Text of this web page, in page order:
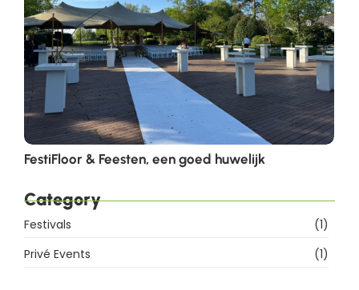
FestiFloor & Feesten, een goed huwelijk
Category
Festivals
(1)
Privé Events
(1)